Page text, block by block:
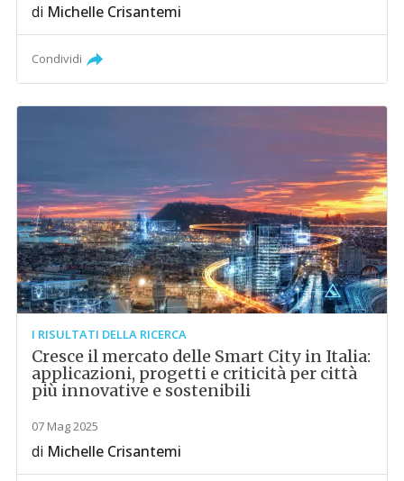
di Michelle Crisantemi
Condividi
I RISULTATI DELLA RICERCA
Cresce il mercato delle Smart City in Italia:
applicazioni, progetti e criticità per città
più innovative e sostenibili
07 Mag 2025
di Michelle Crisantemi